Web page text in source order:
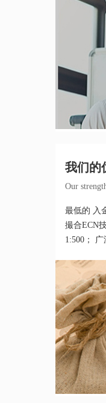
我们的
Our
最低的 入
撮合ECN
1:500；